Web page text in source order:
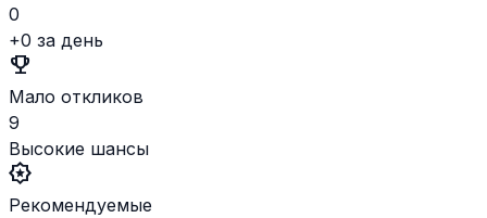
0
+0 за день
emoji_events
Мало откликов
9
Высокие шансы
award_star
Рекомендуемые